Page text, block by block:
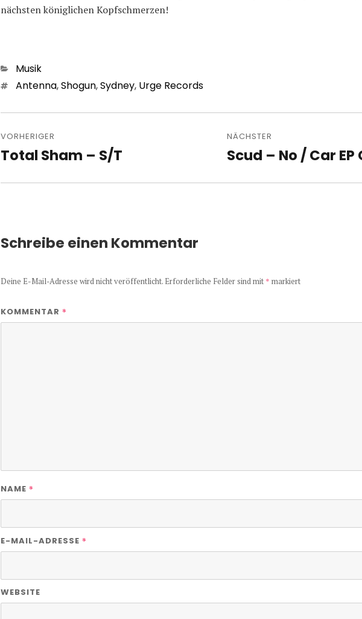
nächsten königlichen Kopfschmerzen!
Kategorien
Musik
Schlagwörter
Antenna,Shogun,Sydney, Urge Records
VORHERIGER
Vorheriger
Total Sham – S/T
NÄCHSTER
Nächster
Scud – No / Car EP
Schreibe einen Kommentar
Deine E-Mail-Adresse wird nicht veröffentlicht. Erforderliche Felder sind mit * markiert
KOMMENTAR *
NAME *
E-MAIL-ADRESSE *
WEBSITE